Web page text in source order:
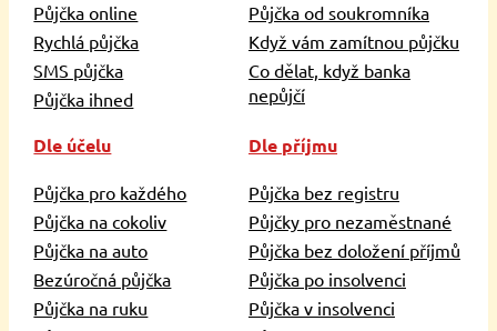
Půjčka online
Rychlá půjčka
SMS půjčka
Půjčka ihned
Půjčka od soukromníka
Když vám zamítnou půjčku
Co dělat, když banka
nepůjčí
Dle účelu
Půjčka pro každého
Půjčka na cokoliv
Půjčka na auto
Bezúročná půjčka
Půjčka na ruku
Dle příjmu
Půjčka bez registru
Půjčky pro nezaměstnané
Půjčka bez doložení příjmů
Půjčka po insolvenci
Půjčka v insolvenci